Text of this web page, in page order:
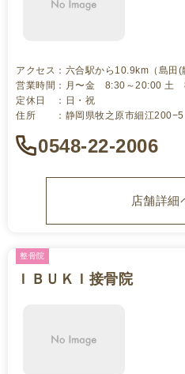
アクセス：六合駅から10.9km（島田(
営業時間：月〜金 8:30～20:00 土
定休日 ：日・祝
住所 ：静岡県牧之原市細江200−5
0548-22-2006
店舗詳細
ＩＢＵＫＩ接骨院
整骨院